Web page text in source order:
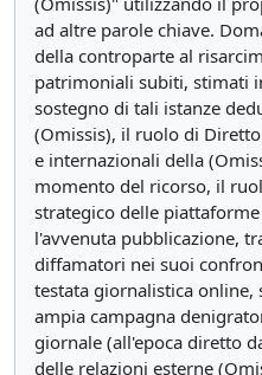
ad altre parole chiave.
della controparte al
patrimoniali subiti, stimati
sostegno di tali istanze
(Omissis), il ruolo di
e internazionali della
momento del ricorso, il
strategico delle
l'avvenuta pubblicazione,
diffamatori nei suoi
testata giornalistica
ampia campagna
giornale (all'epoca diretto
delle relazioni esterne